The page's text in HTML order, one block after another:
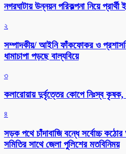
নগরঘাটায় উন্নয়ন পরিকল্পনা নিয়ে
২
সম্পাদকীয়/ আইনি ফাঁকফোকর ও
ধামাচাপা পড়ছে বাল্যবিয়ে
৩
কলারোয়ায় দুর্বৃত্তের কোপে নিঃস্ব
৪
সড়ক পথে চাঁদাবাজি বন্ধে সর্বোচ্চ
সমিতির সাথে জেলা পুলিশের মতবিনিময়